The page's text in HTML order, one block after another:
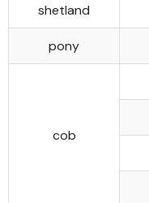
shetland
pony
cob